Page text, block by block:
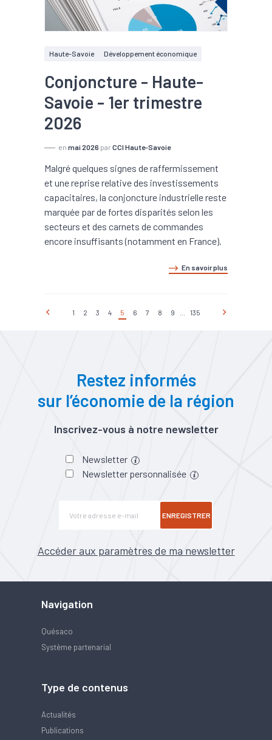
Haute-Savoie Développement économique
Conjoncture - Haute-
Savoie - 1er trimestre
2026
en mai 2026 par CCI Haute-Savoie
Malgré quelques signes de raffermissement
et une reprise relative des investissements
capacitaires, la conjoncture industrielle reste
marquée par de fortes disparités selon les
secteurs et des carnets de commandes
encore insuffisants (notamment en France).
En savoir plus
1 2 3 4 5 6 7 8 9 135
Restez informés
sur l’économie de la région
Inscrivez-vous à notre newsletter
Newsletter
Newsletter personnalisée
ENREGISTRER
Accéder aux paramètres de ma newsletter
Navigation
Quésaco
Système partenarial
Type de contenus
Actualités
Publications